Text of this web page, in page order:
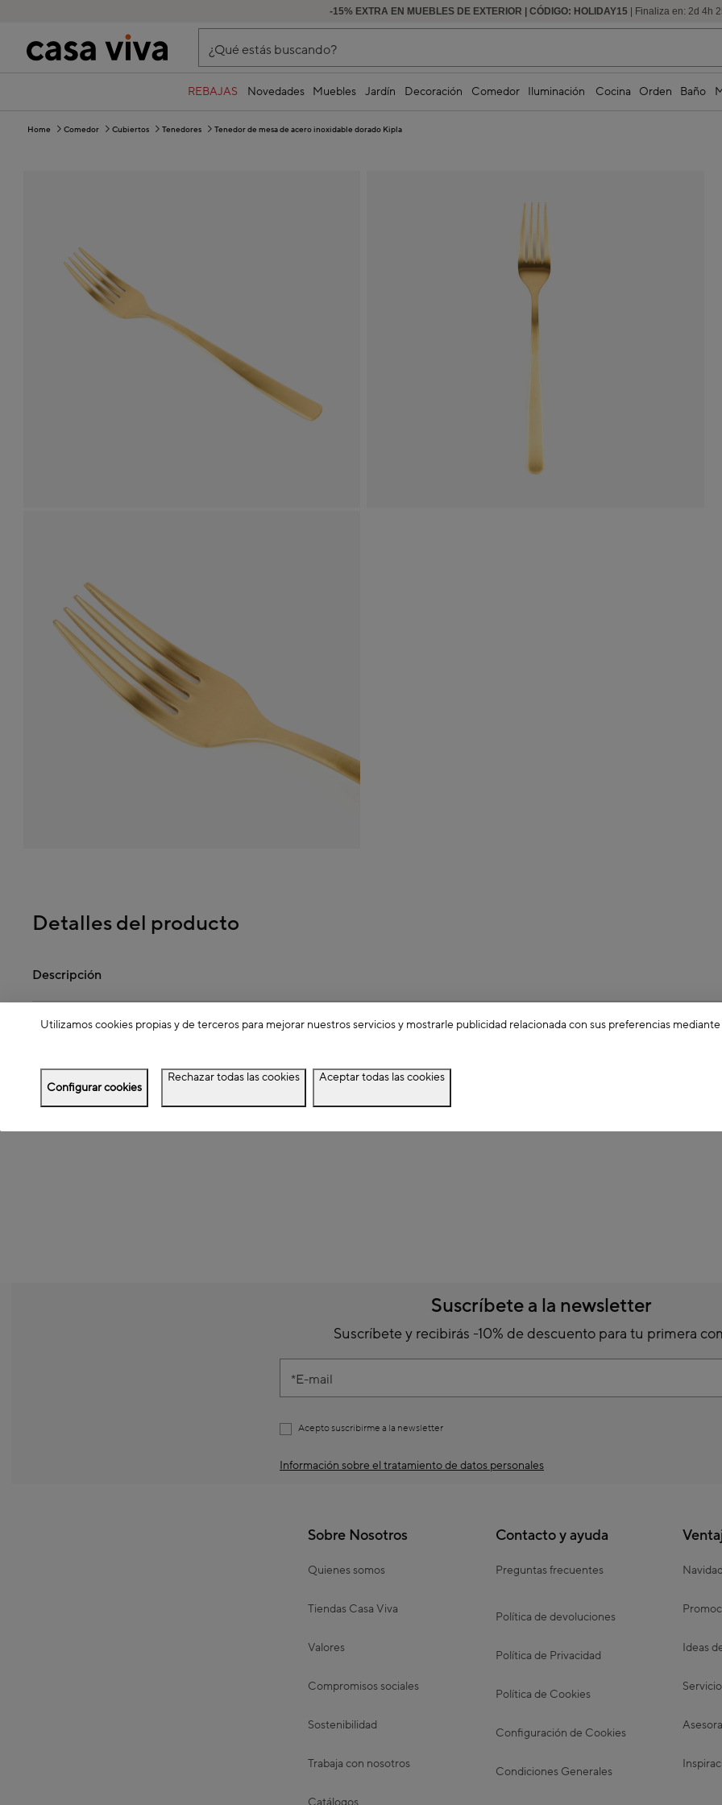
-15% EXTRA EN MUEBLES DE EXTERIOR | CÓDIGO: HOLIDAY15 | Finaliza en: 2d 4 h
HASTA -60% DE DESCUENTO | SEGUNDAS REBAJAS
¿Qué estás buscando?
REBAJAS Novedades Muebles Jardín Decoración Comedor Iluminación Cocina Orden Baño
Home Comedor Cubiertos Tenedores Tenedor de mesa de acero inoxidable dorado Kipla
Detalles del producto
Descripción
Dimensiones
Suscríbete a la newsletter
Suscríbete y recibirás -10% de descuento para tu primera
E-mail
Acepto suscribirme a la newsletter
Información sobre el tratamiento de datos personales
Sobre Nosotros
Quienes somos
Tiendas Casa Viva
Valores
Compromisos sociales
Sostenibilidad
Trabaja con nosotros
Contacto y ayuda
Preguntas frecuentes
Política de devoluciones
Política de Privacidad
Política de Cookies
Configuración de Cookies
Condiciones Generales
Navidad
Ideas
Utilizamos cookies propias y de terceros para mejorar nuestros servicios y mostrarle publicidad relacionada con sus preferencias
Configurar cookies
Rechazar todas las cookies Aceptar todas las cookies